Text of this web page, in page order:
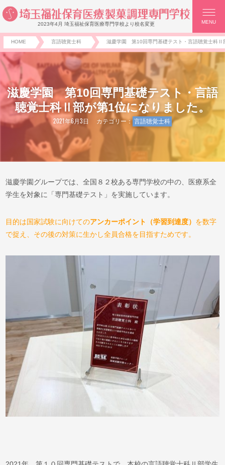
2023年4月 埼玉福祉保育医療専門学校より校名変更 MENU
HOME 言語聴覚士科 滋慶学園 第10回専門基礎テスト・言語聴覚士科Ⅱ
滋慶学園 第10回専門基礎テスト・言語
聴覚士科Ⅱ部が第1位になりました。
2021年6月3日 カテゴリー： 言語聴覚士科
滋慶学園グループでは、全国８２校ある専門学校の中の、医療系全
学生を対象に「専門基礎テスト」を実施しています。
目的は国家試験に向けてのアンカーポイント（学習到達度） を数字
で捉え、その後の対策に生かし全員合格を目指すためです。